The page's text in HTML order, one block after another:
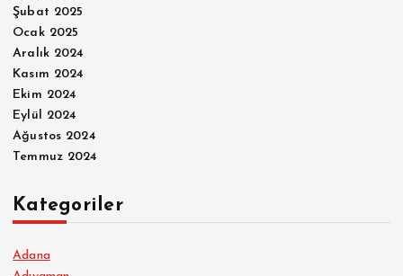
Şubat 2025
Ocak 2025
Aralık 2024
Kasım 2024
Ekim 2024
Eylül 2024
Ağustos 2024
Temmuz 2024
Kategoriler
Adana